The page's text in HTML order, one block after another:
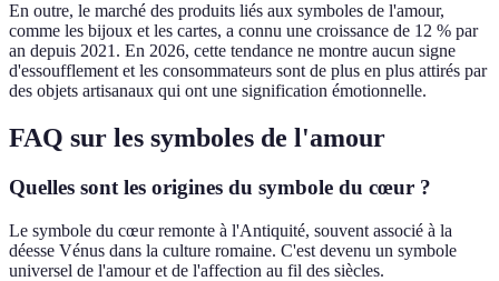
En outre, le marché des produits liés aux symboles de l'amour,
comme les bijoux et les cartes, a connu une croissance de 12 % par
an depuis 2021. En 2026, cette tendance ne montre aucun signe
d'essoufflement et les consommateurs sont de plus en plus attirés par
des objets artisanaux qui ont une signification émotionnelle.
FAQ sur les symboles de l'amour
Quelles sont les origines du symbole du cœur ?
Le symbole du cœur remonte à l'Antiquité, souvent associé à la
déesse Vénus dans la culture romaine. C'est devenu un symbole
universel de l'amour et de l'affection au fil des siècles.